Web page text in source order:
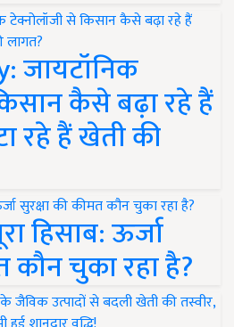
जायटॉनिक
कैसे बढ़ा रहे हैं
रहे हैं खेती की
हिसाब: ऊर्जा
कौन चुका रहा है?